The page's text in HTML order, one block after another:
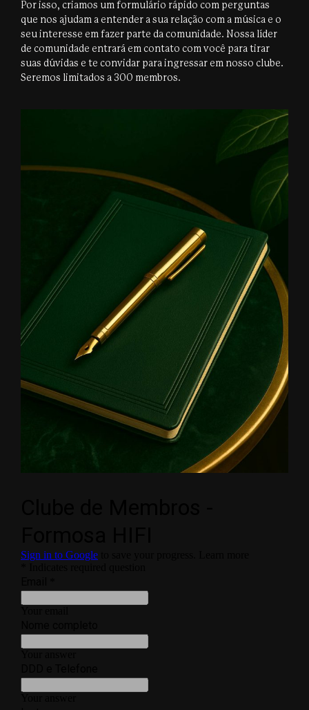
Por isso, criamos um formulário rápido com perguntas
que nos ajudam a entender a sua relação com a música e o
seu interesse em fazer parte da comunidade. Nossa líder
de comunidade entrará em contato com você para tirar
suas dúvidas e te convidar para ingressar em nosso clube.
Seremos limitados a 300 membros.